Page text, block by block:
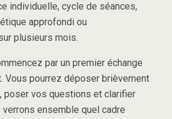
individuelle, cycle de séances,
approfondi ou
plusieurs mois.
par un premier échange
Vous pourrez déposer brièvement
poser vos questions et clarifier
ensemble quel cadre